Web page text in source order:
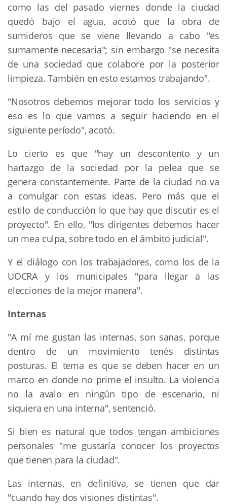
como las del pasado viernes donde la ciudad
quedó bajo el agua, acotó que la obra de
sumideros que se viene llevando a cabo "es
sumamente necesaria"; sin embargo "se necesita
de una sociedad que colabore por la posterior
limpieza. También en esto estamos trabajando".
"Nosotros debemos mejorar todo los servicios y
eso es lo que vamos a seguir haciendo en el
siguiente período", acotó.
Lo cierto es que "hay un descontento y un
hartazgo de la sociedad por la pelea que se
genera constantemente. Parte de la ciudad no va
a comulgar con estas ideas. Pero más que el
estilo de conducción lo que hay que discutir es el
proyecto". En ello, "los dirigentes debemos hacer
un mea culpa, sobre todo en el ámbito judicial".
Y el diálogo con los trabajadores, como los de la
UOCRA y los municipales "para llegar a las
elecciones de la mejor manera".
Internas
"A mí me gustan las internas, son sanas, porque
dentro de un movimiento tenés distintas
posturas. El tema es que se deben hacer en un
marco en donde no prime el insulto. La violencia
no la avalo en ningún tipo de escenario, ni
siquiera en una interna", sentenció.
Si bien es natural que todos tengan ambiciones
personales "me gustaría conocer los proyectos
que tienen para la ciudad".
Las internas, en definitiva, se tienen que dar
"cuando hay dos visiones distintas".